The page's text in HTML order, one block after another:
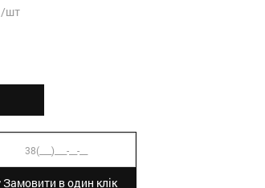
/шт
Замовити в один клік